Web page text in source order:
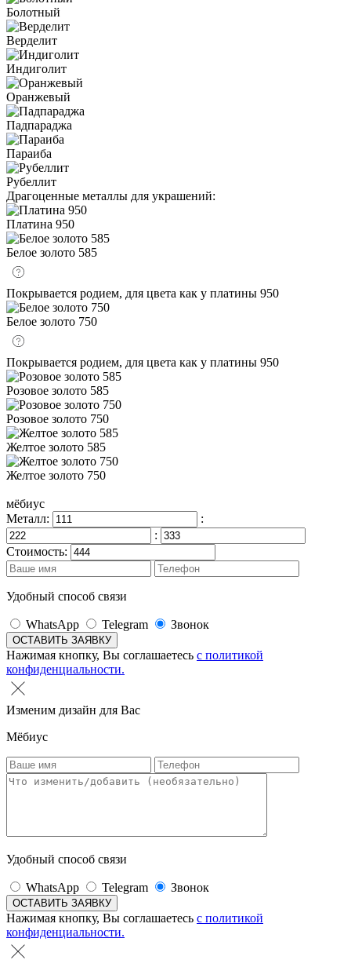
Болотный
Верделит
Индиголит
Оранжевый
Падпараджа
Параиба
Рубеллит
Драгоценные металлы для украшений:
Платина 950
Белое золото 585
Покрывается родием, для цвета как у платины 950
Белое золото 750
Покрывается родием, для цвета как у платины 950
Розовое золото 585
Розовое золото 750
Желтое золото 585
Желтое золото 750
мёбиус
Металл:
:
:
Стоимость:
Удобный способ связи
WhatsApp Telegram Звонок
Нажимая кнопку, Вы соглашаетесь с политикой
конфиденциальности.
Изменим дизайн для Вас
Мёбиус
Удобный способ связи
WhatsApp Telegram Звонок
Нажимая кнопку, Вы соглашаетесь с политикой
конфиденциальности.